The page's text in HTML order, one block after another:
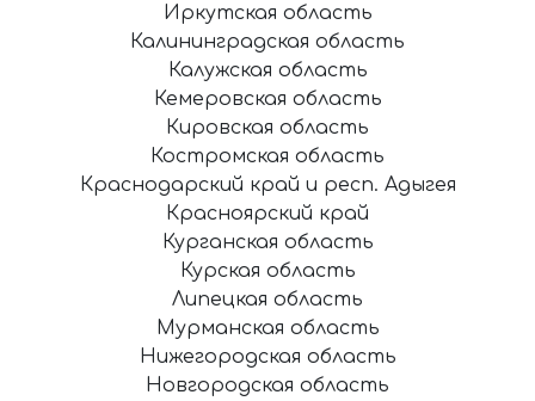
Иркутская область
Калининградская область
Калужская область
Кемеровская область
Кировская область
Костромская область
Краснодарский край и респ. Адыгея
Красноярский край
Курганская область
Курская область
Липецкая область
Мурманская область
Нижегородская область
Новгородская область